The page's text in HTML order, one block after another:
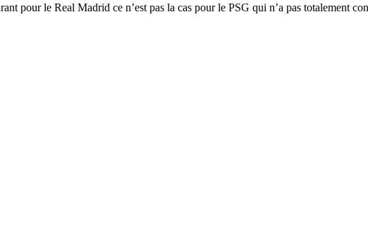
pour le Real Madrid ce n’est pas la cas pour le PSG qui n’a pas totalement